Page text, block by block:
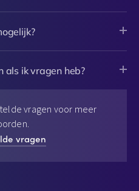
als ik vragen heb?
vragen voor meer
vragen